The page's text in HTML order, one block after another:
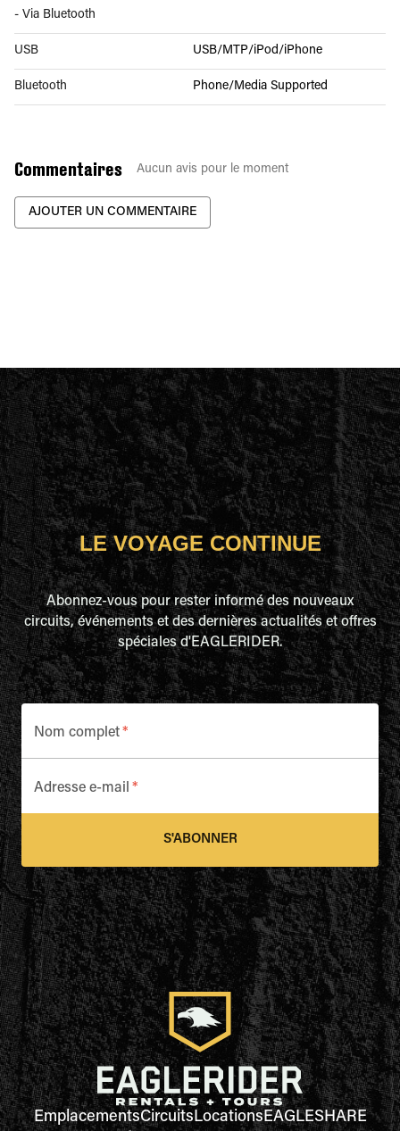
- Via Bluetooth
USB USB/MTP/iPod/iPhone
Bluetooth Phone/Media Supported
Commentaires Aucun avis pour le moment
AJOUTER UN COMMENTAIRE
LE VOYAGE CONTINUE
Abonnez-vous pour rester informé des nouveaux
circuits, événements et des dernières actualités et offres
spéciales d'EAGLERIDER.
Nom complet*
Adresse e-mail *
S'ABONNER
EmplacementsCircuitsLocationsEAGLESHARE